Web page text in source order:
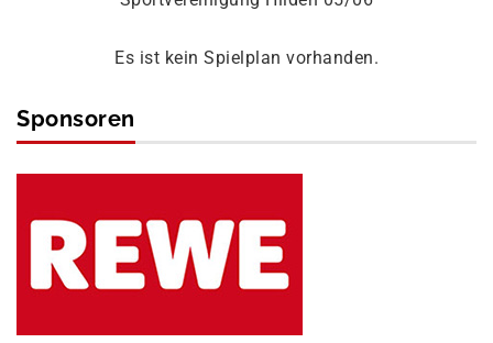
Es ist kein Spielplan vorhanden.
Sponsoren